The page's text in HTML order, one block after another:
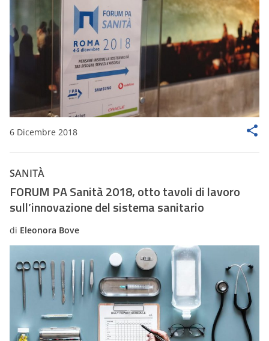
6 Dicembre 2018
SANITÀ
FORUM PA Sanità 2018, otto tavoli di lavoro
sull’innovazione del sistema sanitario
di Eleonora Bove